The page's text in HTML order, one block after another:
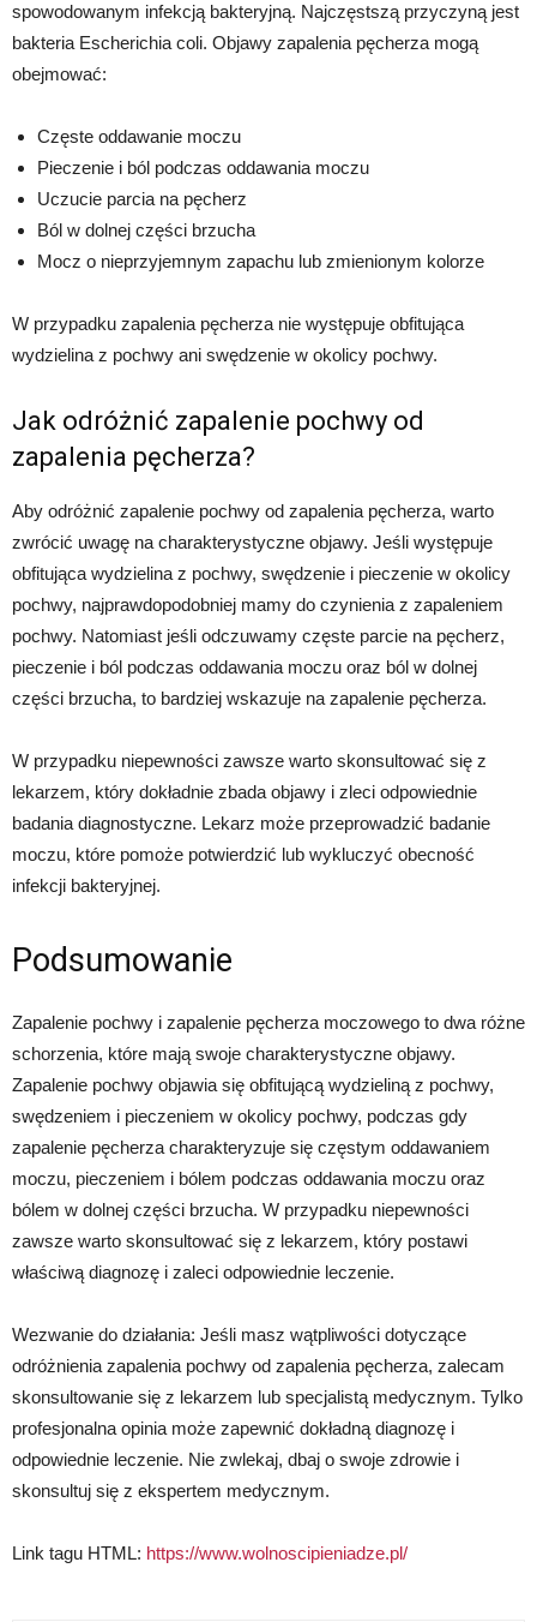
spowodowanym infekcją bakteryjną. Najczęstszą przyczyną jest
bakteria Escherichia coli. Objawy zapalenia pęcherza mogą
obejmować:
Częste oddawanie moczu
Pieczenie i ból podczas oddawania moczu
Uczucie parcia na pęcherz
Ból w dolnej części brzucha
Mocz o nieprzyjemnym zapachu lub zmienionym kolorze
W przypadku zapalenia pęcherza nie występuje obfitująca
wydzielina z pochwy ani swędzenie w okolicy pochwy.
Jak odróżnić zapalenie pochwy od
zapalenia pęcherza?
Aby odróżnić zapalenie pochwy od zapalenia pęcherza, warto
zwrócić uwagę na charakterystyczne objawy. Jeśli występuje
obfitująca wydzielina z pochwy, swędzenie i pieczenie w okolicy
pochwy, najprawdopodobniej mamy do czynienia z zapaleniem
pochwy. Natomiast jeśli odczuwamy częste parcie na pęcherz,
pieczenie i ból podczas oddawania moczu oraz ból w dolnej
części brzucha, to bardziej wskazuje na zapalenie pęcherza.
W przypadku niepewności zawsze warto skonsultować się z
lekarzem, który dokładnie zbada objawy i zleci odpowiednie
badania diagnostyczne. Lekarz może przeprowadzić badanie
moczu, które pomoże potwierdzić lub wykluczyć obecność
infekcji bakteryjnej.
Podsumowanie
Zapalenie pochwy i zapalenie pęcherza moczowego to dwa różne
schorzenia, które mają swoje charakterystyczne objawy.
Zapalenie pochwy objawia się obfitującą wydzieliną z pochwy,
swędzeniem i pieczeniem w okolicy pochwy, podczas gdy
zapalenie pęcherza charakteryzuje się częstym oddawaniem
moczu, pieczeniem i bólem podczas oddawania moczu oraz
bólem w dolnej części brzucha. W przypadku niepewności
zawsze warto skonsultować się z lekarzem, który postawi
właściwą diagnozę i zaleci odpowiednie leczenie.
Wezwanie do działania: Jeśli masz wątpliwości dotyczące
odróżnienia zapalenia pochwy od zapalenia pęcherza, zalecam
skonsultowanie się z lekarzem lub specjalistą medycznym. Tylko
profesjonalna opinia może zapewnić dokładną diagnozę i
odpowiednie leczenie. Nie zwlekaj, dbaj o swoje zdrowie i
skonsultuj się z ekspertem medycznym.
Link tagu HTML: https://www.wolnoscipieniadze.pl/